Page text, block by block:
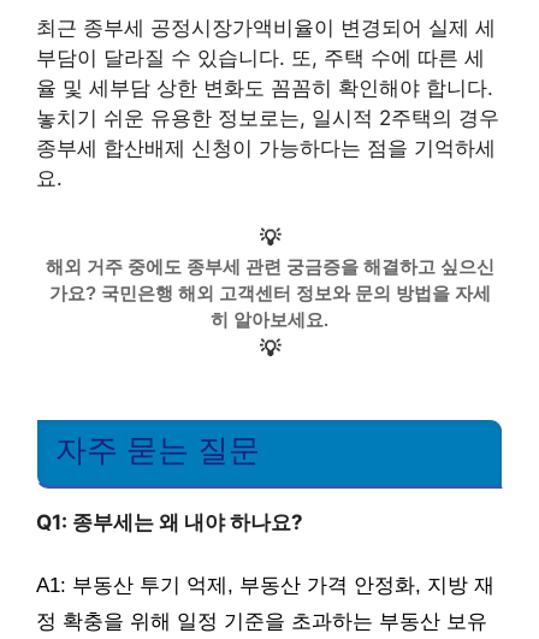
최근 종부세 공정시장가액비율이 변경되어 실제 세
부담이 달라질 수 있습니다. 또, 주택 수에 따른 세
율 및 세부담 상한 변화도 꼼꼼히 확인해야 합니다.
놓치기 쉬운 유용한 정보로는, 일시적 2주택의 경우
종부세 합산배제 신청이 가능하다는 점을 기억하세
요.
💡
해외 거주 중에도 종부세 관련 궁금증을 해결하고 싶으신
가요? 국민은행 해외 고객센터 정보와 문의 방법을 자세
히 알아보세요.
💡
자주 묻는 질문
Q1: 종부세는 왜 내야 하나요?
A1: 부동산 투기 억제, 부동산 가격 안정화, 지방 재
정 확충을 위해 일정 기준을 초과하는 부동산 보유